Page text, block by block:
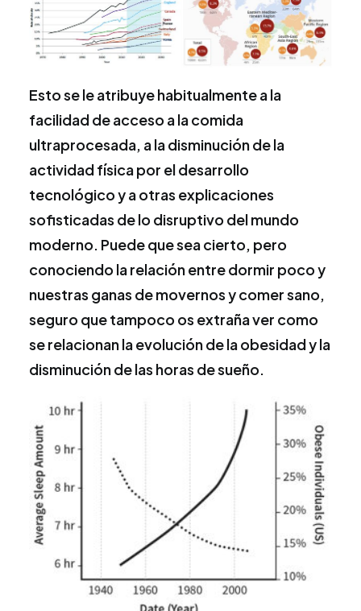
Esto se le atribuye habitualmente a la
facilidad de acceso a la comida
ultraprocesada, a la disminución de la
actividad física por el desarrollo
tecnológico y a otras explicaciones
sofisticadas de lo disruptivo del mundo
moderno. Puede que sea cierto, pero
conociendo la relación entre dormir poco y
nuestras ganas de movernos y comer sano,
seguro que tampoco os extraña ver como
se relacionan la evolución de la obesidad y la
disminución de las horas de sueño.